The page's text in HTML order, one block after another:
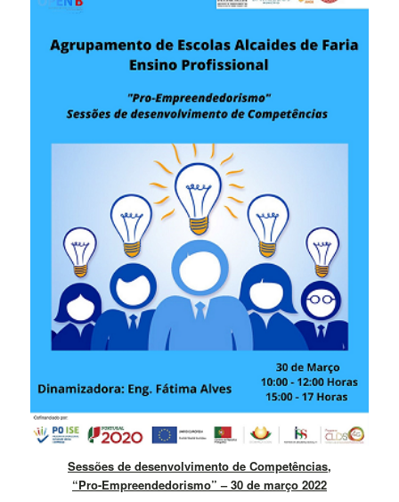
Sessões de desenvolvimento de Competências,
“Pro-Empreendedorismo” – 30 de março 2022